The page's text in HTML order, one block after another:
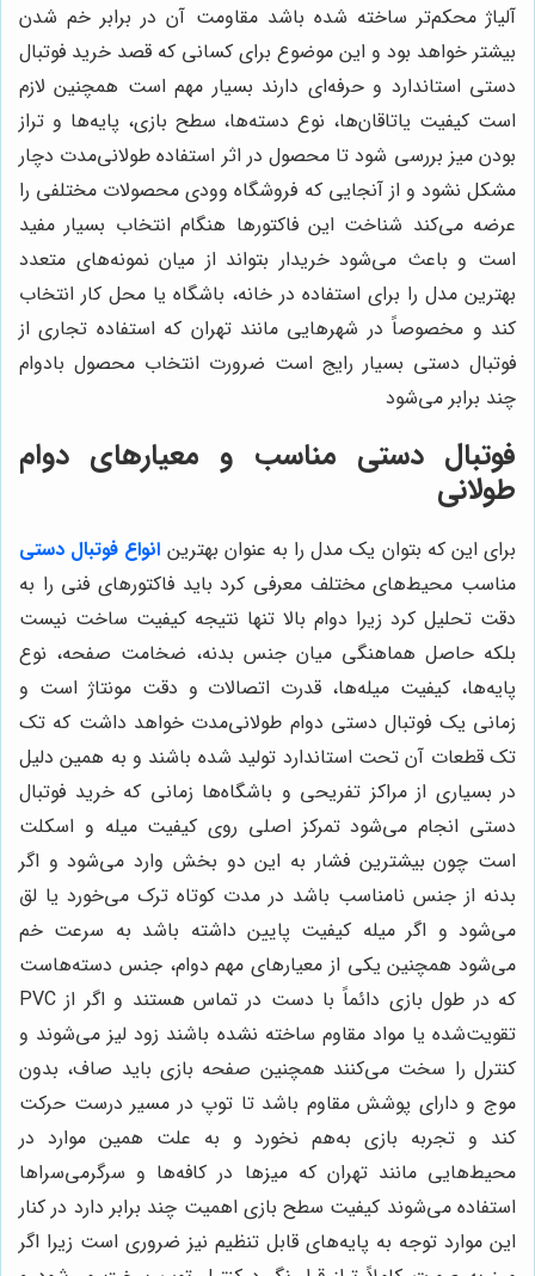
آلیاژ محکم‌تر ساخته شده باشد مقاومت آن در برابر خم شدن
بیشتر خواهد بود و این موضوع برای کسانی که قصد خرید فوتبال
دستی استاندارد و حرفه‌ای دارند بسیار مهم است همچنین لازم
است کیفیت یاتاقان‌ها، نوع دسته‌ها، سطح بازی، پایه‌ها و تراز
بودن میز بررسی شود تا محصول در اثر استفاده طولانی‌مدت دچار
مشکل نشود و از آنجایی که فروشگاه وودی محصولات مختلفی را
عرضه می‌کند شناخت این فاکتورها هنگام انتخاب بسیار مفید
است و باعث می‌شود خریدار بتواند از میان نمونه‌های متعدد
بهترین مدل را برای استفاده در خانه، باشگاه یا محل کار انتخاب
کند و مخصوصاً در شهرهایی مانند تهران که استفاده تجاری از
فوتبال دستی بسیار رایج است ضرورت انتخاب محصول بادوام
چند برابر می‌شود
فوتبال دستی مناسب و معیارهای دوام
طولانی
برای این که بتوان یک مدل را به عنوان بهترین انواع فوتبال دستی
مناسب محیط‌های مختلف معرفی کرد باید فاکتورهای فنی را به
دقت تحلیل کرد زیرا دوام بالا تنها نتیجه کیفیت ساخت نیست
بلکه حاصل هماهنگی میان جنس بدنه، ضخامت صفحه، نوع
پایه‌ها، کیفیت میله‌ها، قدرت اتصالات و دقت مونتاژ است و
زمانی یک فوتبال دستی دوام طولانی‌مدت خواهد داشت که تک
تک قطعات آن تحت استاندارد تولید شده باشند و به همین دلیل
در بسیاری از مراکز تفریحی و باشگاه‌ها زمانی که خرید فوتبال
دستی انجام می‌شود تمرکز اصلی روی کیفیت میله و اسکلت
است چون بیشترین فشار به این دو بخش وارد می‌شود و اگر
بدنه از جنس نامناسب باشد در مدت کوتاه ترک می‌خورد یا لق
می‌شود و اگر میله کیفیت پایین داشته باشد به سرعت خم
می‌شود همچنین یکی از معیارهای مهم دوام، جنس دسته‌هاست
که در طول بازی دائماً با دست در تماس هستند و اگر از PVC
تقویت‌شده یا مواد مقاوم ساخته نشده باشند زود لیز می‌شوند و
کنترل را سخت می‌کنند همچنین صفحه بازی باید صاف، بدون
موج و دارای پوشش مقاوم باشد تا توپ در مسیر درست حرکت
کند و تجربه بازی به‌هم نخورد و به علت همین موارد در
محیط‌هایی مانند تهران که میزها در کافه‌ها و سرگرمی‌سراها
استفاده می‌شوند کیفیت سطح بازی اهمیت چند برابر دارد در کنار
این موارد توجه به پایه‌های قابل تنظیم نیز ضروری است زیرا اگر